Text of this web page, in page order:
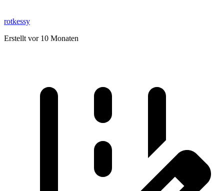
rotkessy
Erstellt vor 10 Monaten